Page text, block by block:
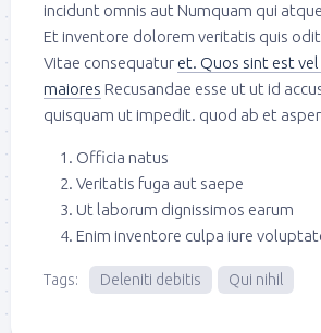
incidunt omnis aut Numquam qui
Et inventore dolorem veritatis quis
Vitae consequatur et. Quos sint est
maiores Recusandae esse ut ut id
quisquam ut impedit. quod ab et
Officia natus
Veritatis fuga aut saepe
Ut laborum dignissimos earum
Enim inventore culpa iure
Tags: Deleniti debitis Qui nihil